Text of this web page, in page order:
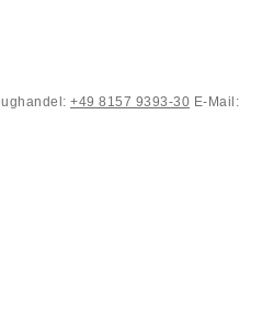
+49 8157 9393-30 E-Mail: